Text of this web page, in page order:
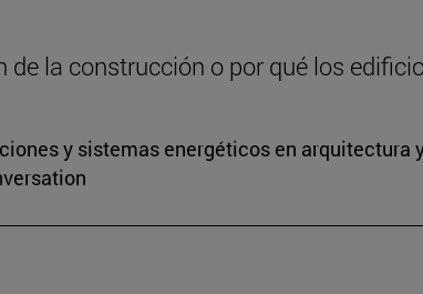
de la construcción o por qué los
y sistemas energéticos en arquitectura